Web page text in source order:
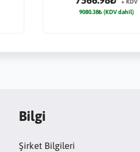
9080.38₺ (KDV dahil)
Bilgi
Şirket Bilgileri